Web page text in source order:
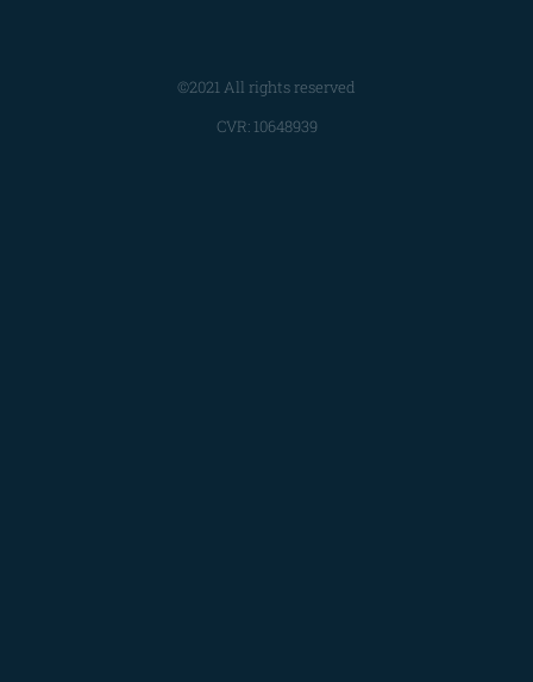
©2021 All rights reserved
CVR: 10648939